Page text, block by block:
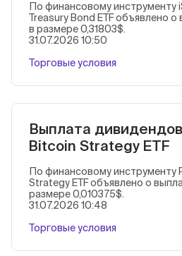
По финансовому инструменту
Treasury Bond ETF объявлено
в размере 0,31803$.
31.07.2026 10:50
Торговые условия
Выплата
Bitcoin Strategy ETF
По финансовому инструменту
Strategy ETF объявлено о
размере 0,010375$.
31.07.2026 10:48
Торговые условия